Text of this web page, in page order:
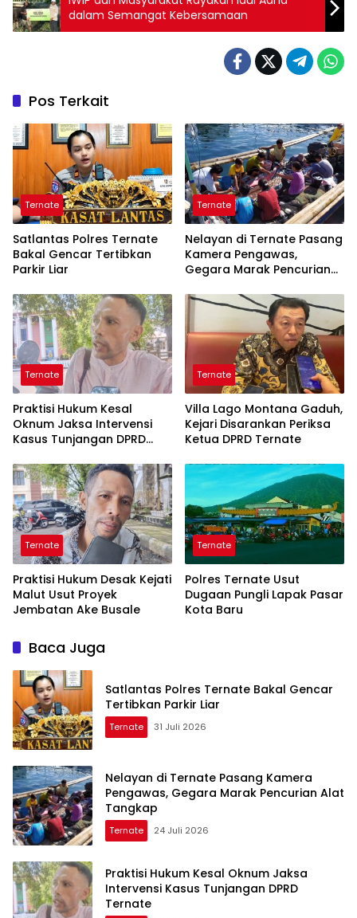
dalam Semangat Kebersamaan
Pos Terkait
Ternate
Satlantas Polres Ternate
Bakal Gencar Tertibkan
Parkir Liar
Ternate
Nelayan di Ternate Pasang
Kamera Pengawas,
Gegara Marak Pencurian
Ternate
Praktisi Hukum Kesal
Oknum Jaksa Intervensi
Kasus Tunjangan DPRD
Ternate
Villa Lago Montana Gaduh,
Kejari Disarankan Periksa
Ketua DPRD Ternate
Ternate
Praktisi Hukum Desak Kejati
Malut Usut Proyek
Jembatan Ake Busale
Ternate
Polres Ternate Usut
Dugaan Pungli Lapak Pasar
Kota Baru
Baca Juga
Satlantas Polres Ternate Bakal Gencar
Tertibkan Parkir Liar
Ternate 31 Juli 2026
Nelayan di Ternate Pasang Kamera
Pengawas, Gegara Marak Pencurian Alat
Tangkap
Ternate 24 Juli 2026
Praktisi Hukum Kesal Oknum Jaksa
Intervensi Kasus Tunjangan DPRD
Ternate